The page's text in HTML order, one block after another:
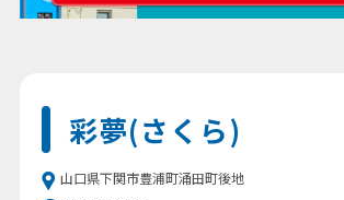
彩夢(さくら)
山口県下関市豊浦町涌田町後地